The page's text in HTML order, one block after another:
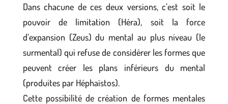
Dans chacune de ces deux versions, c’est soit le
pouvoir de limitation (Héra), soit la force
d’expansion (Zeus) du mental au plus niveau (le
surmental) qui refuse de considérer les formes que
peuvent créer les plans inférieurs du mental
(produites par Héphaïstos).
Cette possibilité de création de formes mentales